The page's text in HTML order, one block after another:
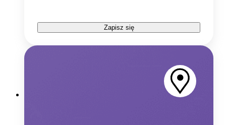
Zapisz się